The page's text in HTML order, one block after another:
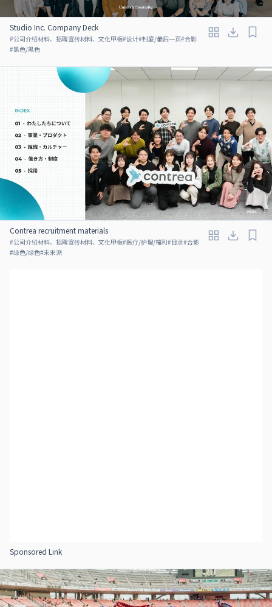
Studio Inc. Company Deck
#公司介绍材料、招聘宣传材料、文化甲板#设计#封底/最后一页#合影
#黑色/黑色
Contrea recruitment materials
#公司介绍材料、招聘宣传材料、文化甲板#医疗/护理/福利#目录#合影
#绿色/绿色#未来派
Sponsored Link